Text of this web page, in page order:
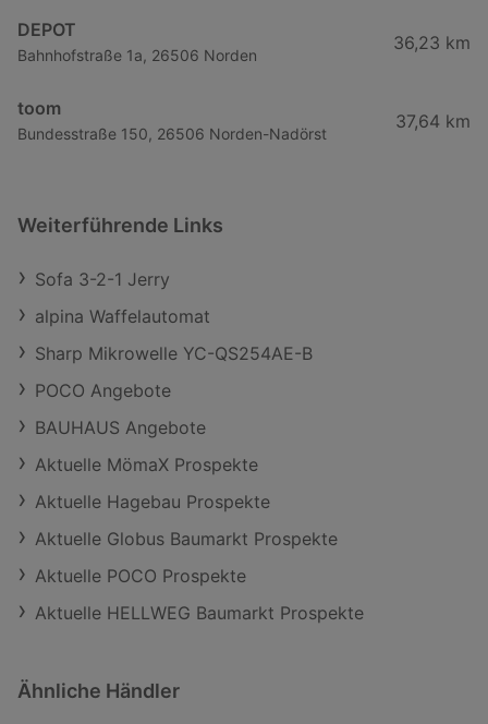
DEPOT
Bahnhofstraße 1a, 26506 Norden
36,23 km
toom
Bundesstraße 150, 26506 Norden-Nadörst
37,64 km
Weiterführende Links
Sofa 3-2-1 Jerry
alpina Waffelautomat
Sharp Mikrowelle YC-QS254AE-B
POCO Angebote
BAUHAUS Angebote
Aktuelle MömaX Prospekte
Aktuelle Hagebau Prospekte
Aktuelle Globus Baumarkt Prospekte
Aktuelle POCO Prospekte
Aktuelle HELLWEG Baumarkt Prospekte
Ähnliche Händler